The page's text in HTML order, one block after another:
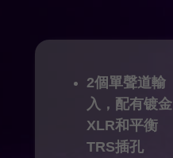
2個單聲道輸
入，配有镀金
XLR和平衡
TRS插孔